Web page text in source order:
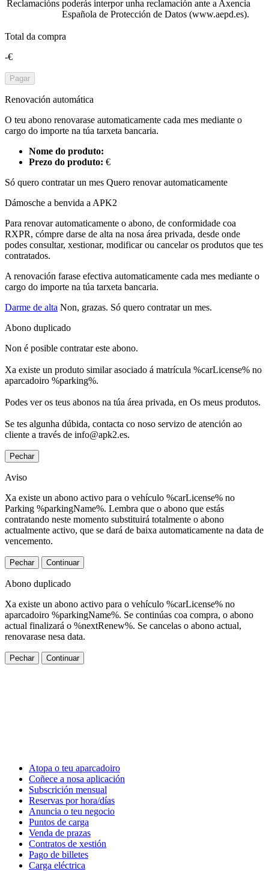
Reclamacións poderás interpor unha reclamación ante a Axencia
Española de Protección de Datos (www.aepd.es).
Total da compra
-€
Pagar
Renovación automática
O teu abono renovarase automaticamente cada mes mediante o
cargo do importe na túa tarxeta bancaria.
Nome do produto:
Prezo do produto: €
Só quero contratar un mes Quero renovar automaticamente
Dámosche a benvida a APK2
Para renovar automaticamente o abono, de conformidade coa
RXPR, cómpre darse de alta na nosa área privada, desde onde
podes consultar, xestionar, modificar ou cancelar os produtos que tes
contratados.
A renovación farase efectiva automaticamente cada mes mediante o
cargo do importe na túa tarxeta bancaria.
Darme de alta Non, grazas. Só quero contratar un mes.
Abono duplicado
Non é posible contratar este abono.
Xa existe un produto similar asociado á matrícula %carLicense% no
aparcadoiro %parking%.
Podes ver os teus abonos na túa área privada, en Os meus produtos.
Se tes algunha dúbida, contacta co noso servizo de atención ao
cliente a través de info@apk2.es.
Pechar
Aviso
Xa existe un abono activo para o vehículo %carLicense% no
Parking %parkingName%. Lembra que o abono que estás
contratando neste momento substituirá totalmente o abono
actualmente activo, que se dará de baixa automaticamente na data de
vencemento.
Pechar Continuar
Abono duplicado
Xa existe un abono activo para o vehículo %carLicense% no
aparcadoiro %parkingName%. Se continúas coa compra, o abono
actual finalizará o %nextRenew%. Se cancelas o abono actual,
renovarase nesa data.
Pechar Continuar
Atopa o teu aparcadoiro
Coñece a nosa aplicación
Subscrición mensual
Reservas por hora/días
Anuncia o teu negocio
Puntos de carga
Venda de prazas
Contratos de xestión
Pago de billetes
Carga eléctrica